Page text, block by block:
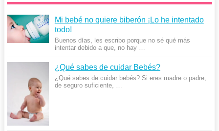
Mi bebé no quiere biberón ¡Lo he intentado
todo!
Buenos días, les escribo porque no sé qué más
intentar debido a que, no hay …
¿Qué sabes de cuidar Bebés?
¿Qué sabes de cuidar bebés? Si eres madre o padre,
de seguro suficiente, …